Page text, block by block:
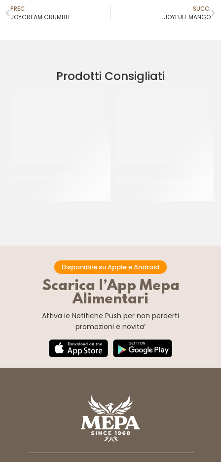
PREC
JOYCREAM CRUMBLE
SUCC.
JOYFULL MANGO
Prodotti Consigliati
Disponibile su Apple e Android
Scarica l’App Mepa
Alimentari
Attiva le Notifiche Push per non perderti
promozioni e novita’